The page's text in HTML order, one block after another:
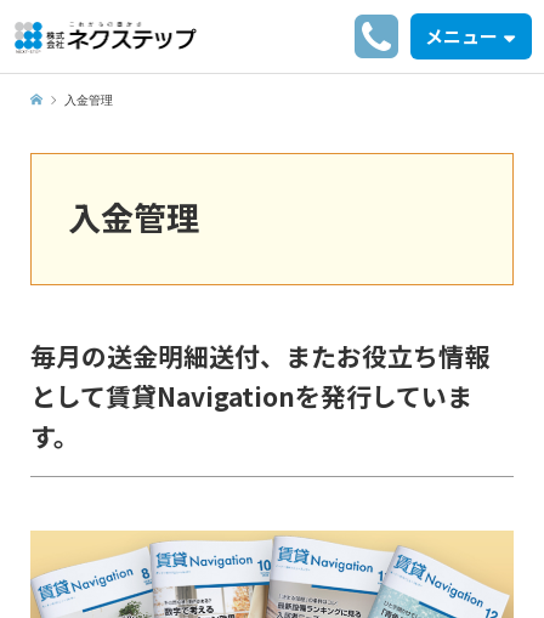
メニュー
入金管理
入金管理
毎月の送金明細送付、またお役立ち情報
として賃貸Navigationを発行していま
す。